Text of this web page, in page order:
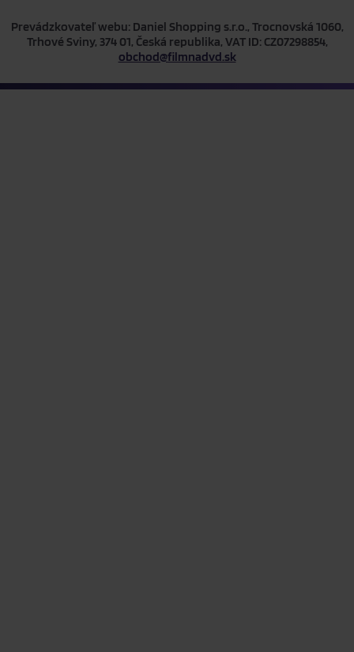
Prevádzkovateľ webu: Daniel Shopping s.r.o., Trocnovská 1060,
Trhové Sviny, 374 01, Česká republika, VAT ID: CZ07298854,
obchod@filmnadvd.sk